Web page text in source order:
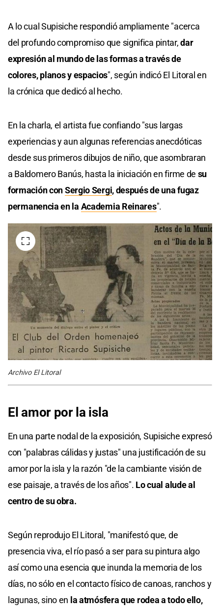
A lo cual Supisiche respondió ampliamente "acerca
del profundo compromiso que significa pintar,dar
expresión al mundo de las formas a través de
colores, planos y espacios", según indicó El Litoral en
la crónica que dedicó al hecho.
En la charla, el artista fue confiando "sus largas
experiencias y aun algunas referencias anecdóticas
desde sus primeros dibujos de niño, que asombraran
a Baldomero Banús, hasta la iniciación en firme de su
formación conSergio Sergi, después de una fugaz
permanencia en la Academia Reinares".
Archivo El Litoral
El amor por la isla
En una parte nodal de la exposición, Supisiche expresó
con "palabras cálidas y justas" una justificación de su
amor por la isla y la razón "de la cambiante visión de
ese paisaje, a través de los años". Lo cual alude al
centro de su obra.
Según reprodujo El Litoral, "manifestó que, de
presencia viva, el río pasó a ser para su pintura algo
así como una esencia que inunda la memoria de los
días, no sólo en el contacto físico de canoas, ranchos y
lagunas, sino en la atmósfera que rodea a todo ello,